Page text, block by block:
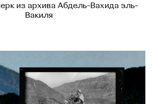
из архива Абдель-Вахида эль-
Вакиля